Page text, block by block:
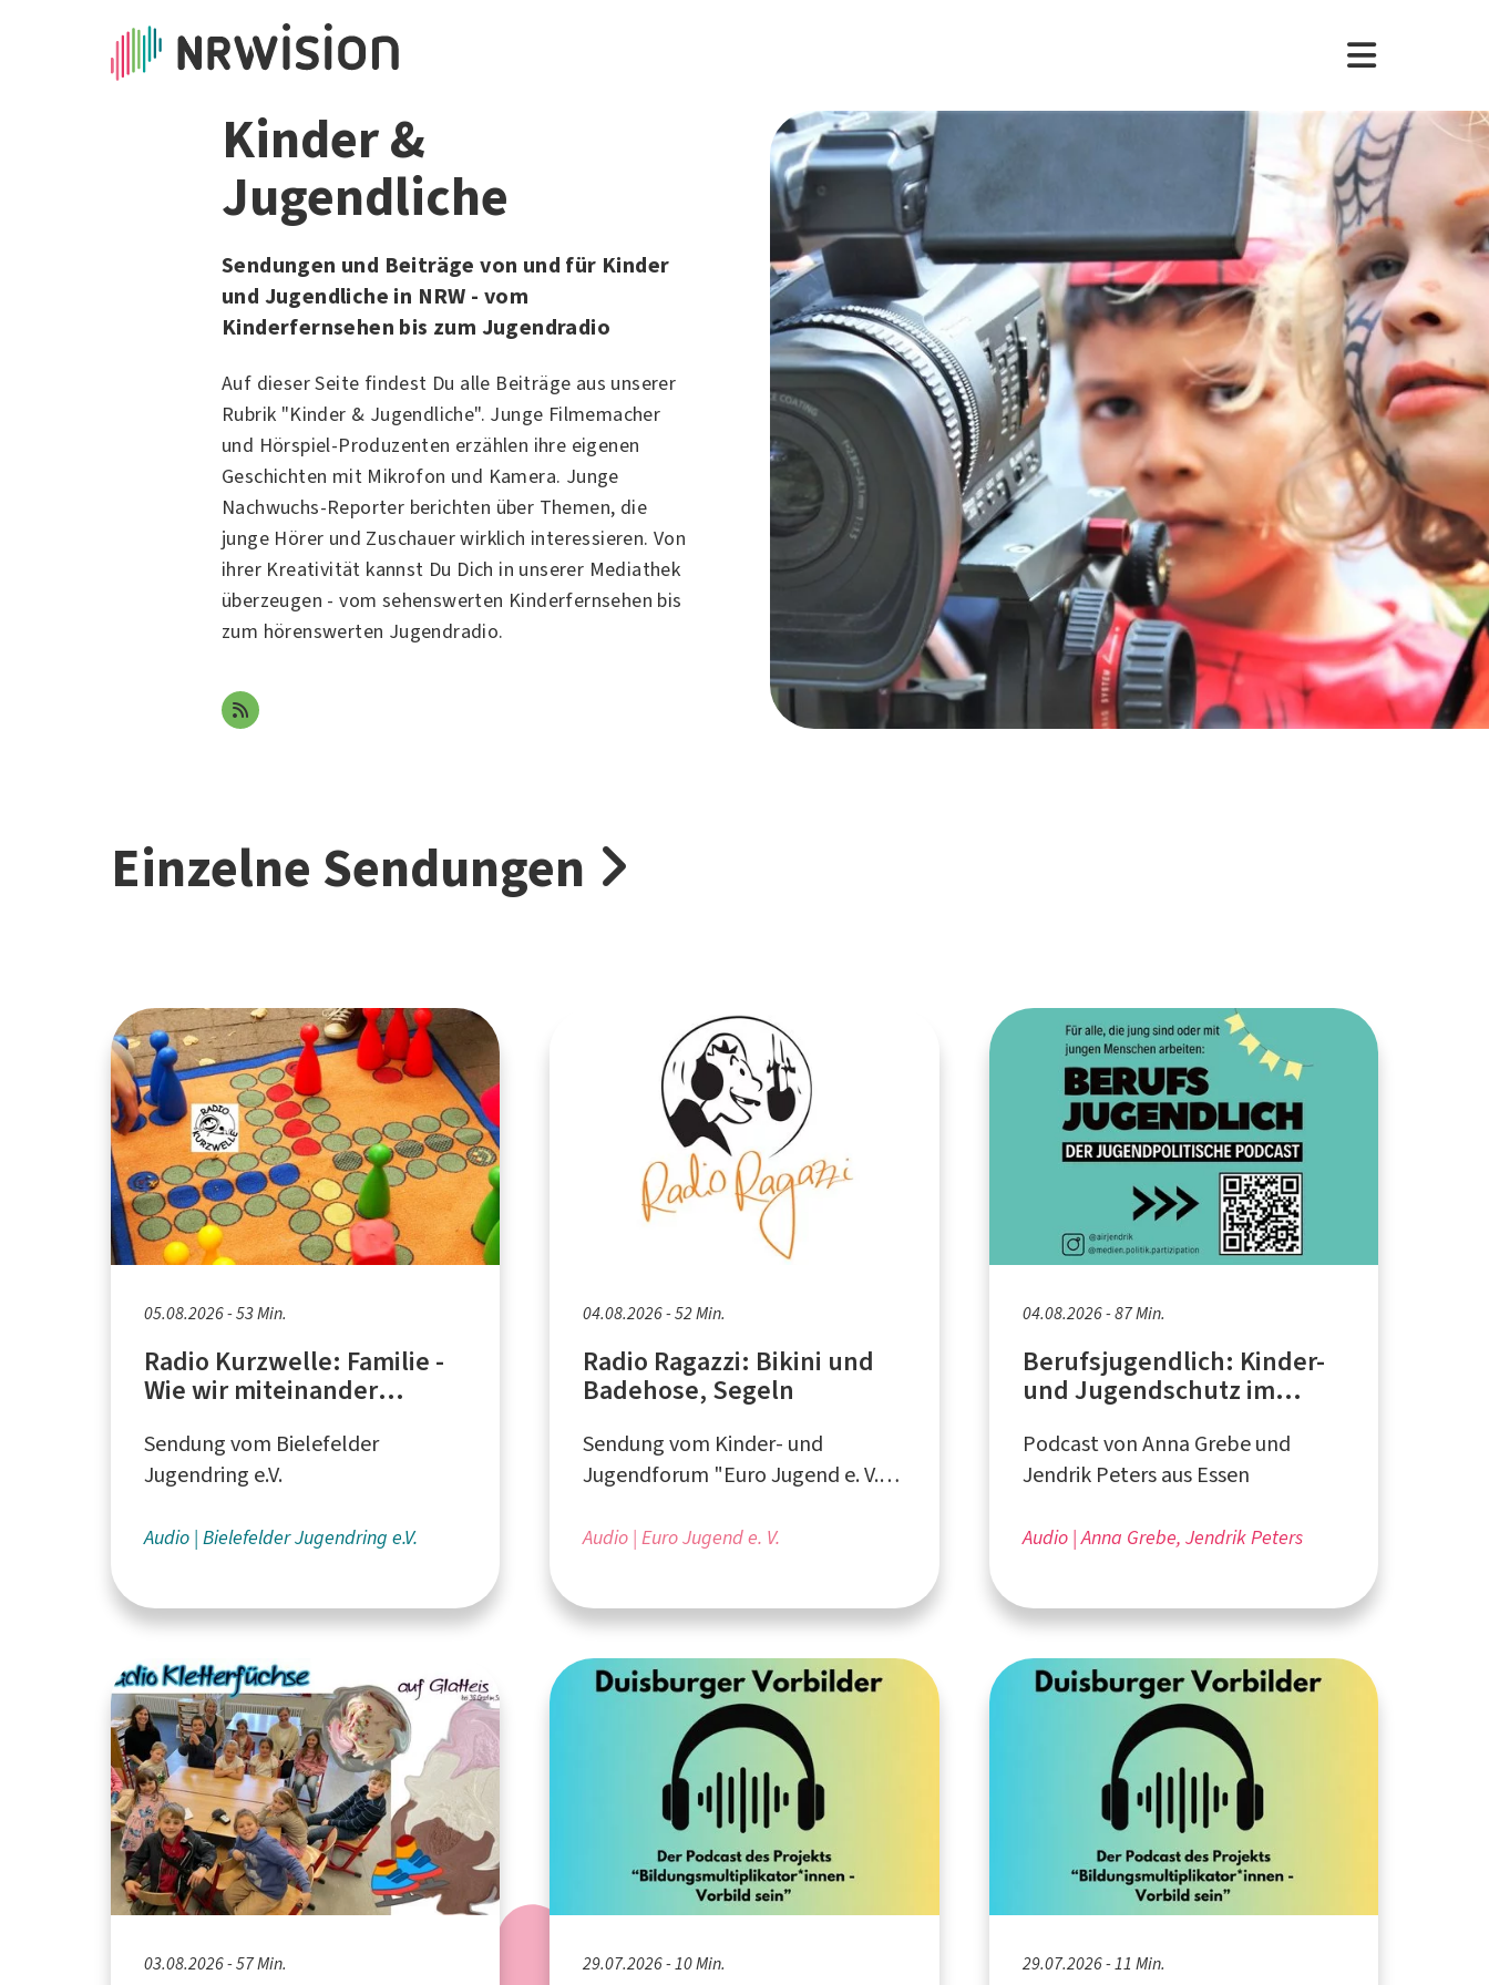
Kinder &
Jugendliche
Sendungen und Beiträge von und für Kinder
und Jugendliche in NRW - vom
Kinderfernsehen bis zum Jugendradio
Auf dieser Seite findest Du alle Beiträge aus unserer
Rubrik "Kinder & Jugendliche". Junge Filmemacher
und Hörspiel-Produzenten erzählen ihre eigenen
Geschichten mit Mikrofon und Kamera. Junge
Nachwuchs-Reporter berichten über Themen, die
junge Hörer und Zuschauer wirklich interessieren. Von
ihrer Kreativität kannst Du Dich in unserer Mediathek
überzeugen - vom sehenswerten Kinderfernsehen bis
zum hörenswerten Jugendradio.
Einzelne Sendungen
05.08.2026 - 53 Min.
Radio Kurzwelle: Familie -
Wie wir miteinander
Sendung vom Bielefelder
Jugendring e.V.
Audio Bielefelder Jugendring e.V.
04.08.2026 - 52 Min.
Radio Ragazzi: Bikini und
Badehose, Segeln
Sendung vom Kinder- und
Jugendforum "Euro Jugend e. V."
Audio Euro Jugend e. V.
04.08.2026 - 87 Min.
Berufsjugendlich: Kinder-
und Jugendschutz im
Podcast von Anna Grebe und
Jendrik Peters aus Essen
Audio Anna Grebe, Jendrik Peters
03.08.2026 - 57 Min. 29.07.2026 - 10 Min. 29.07.2026 - 11 Min.